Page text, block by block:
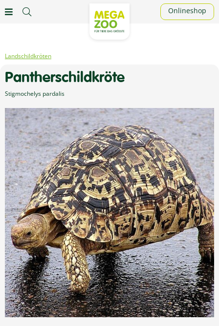
Onlineshop
Landschildkröten
Pantherschildkröte
Stigmochelys pardalis